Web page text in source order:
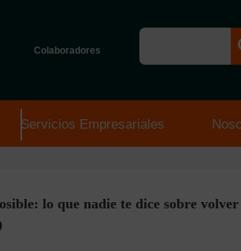
Colaboradores
Servicios Empresariales
lo que nadie te dice sobre volver